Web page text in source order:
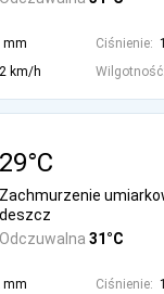
mm Ciśnienie:
km/h Wilgotność:
29°C
Odczuwalna 31°C
Zachmurzenie
deszcz
mm Ciśnienie: